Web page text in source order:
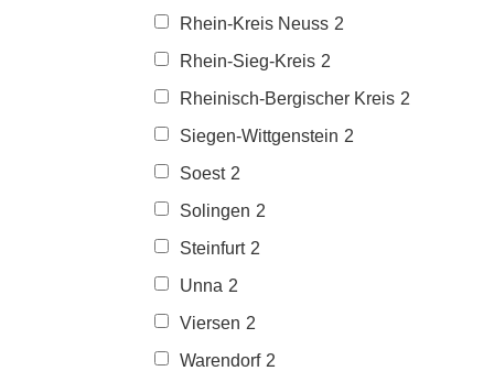
Rhein-Kreis Neuss 2
Rhein-Sieg-Kreis 2
Rheinisch-Bergischer Kreis 2
Siegen-Wittgenstein 2
Soest 2
Solingen 2
Steinfurt 2
Unna 2
Viersen 2
Warendorf 2